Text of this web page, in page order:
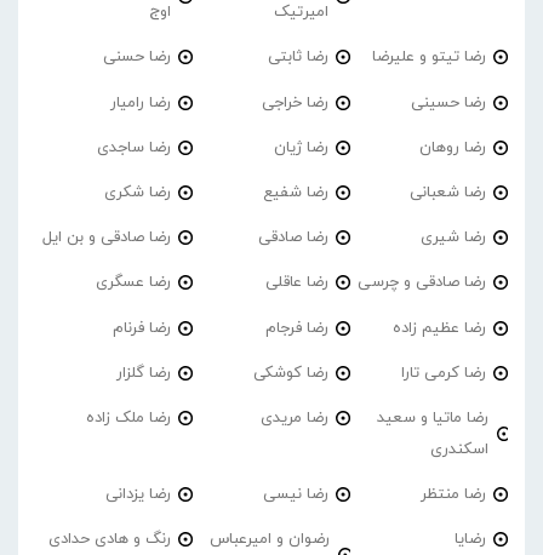
امیرتیک
اوج
رضا تیتو و علیرضا رضا ثابتی رضا حسنی
رضا حسینی رضا خراجی رضا رامیار
رضا روهان رضا ژیان رضا ساجدی
رضا شعبانی رضا شفیع رضا شکری
رضا شیری رضا صادقی رضا صادقی و بن ایل
رضا صادقی و چرسی رضا عاقلی رضا عسگری
رضا عظیم زاده رضا فرجام رضا فرنام
رضا کرمی تارا رضا کوشکی رضا گلزار
رضا ماتیا و سعید
اسکندری
رضا مریدی رضا ملک زاده
رضا منتظر رضا نیسی رضا یزدانی
رضایا
رضوان و امیرعباس
رنگ و هادی حدادی